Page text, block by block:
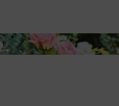
Ein Inselbeet mit Rosen erfordert eine